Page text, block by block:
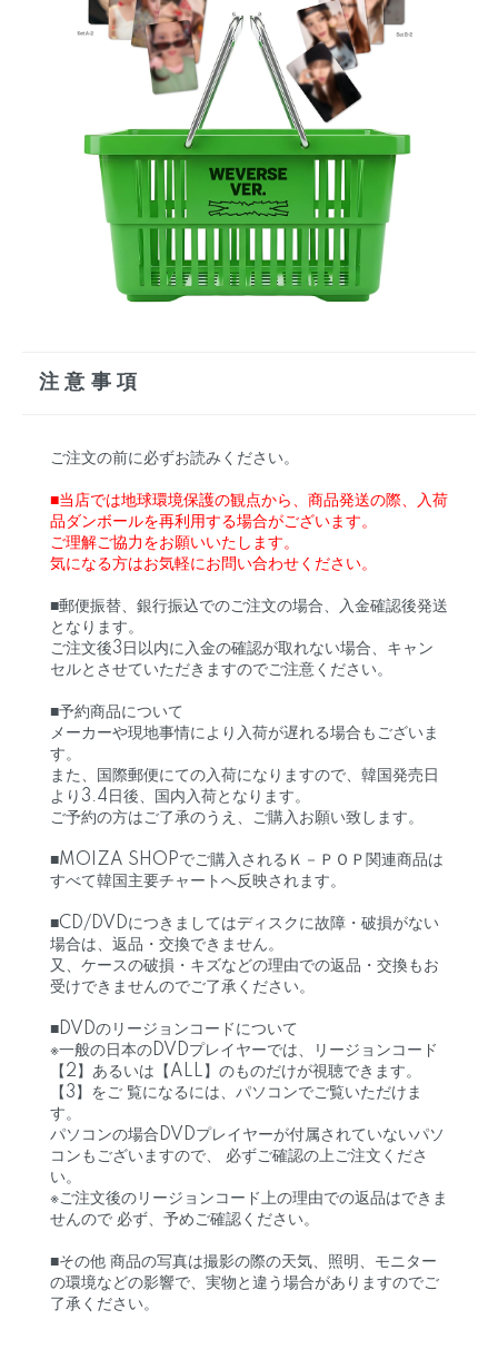
注意事項
ご注文の前に必ずお読みください。
■当店では地球環境保護の観点から、商品発送の際、入荷
品ダンボールを再利用する場合がございます。
ご理解ご協力をお願いいたします。
気になる方はお気軽にお問い合わせください。
■郵便振替、銀行振込でのご注文の場合、入金確認後発送
となります。
ご注文後3日以内に入金の確認が取れない場合、キャン
セルとさせていただきますのでご注意ください。
■予約商品について
メーカーや現地事情により入荷が遅れる場合もございま
す。
また、国際郵便にての入荷になりますので、韓国発売日
より3.4日後、国内入荷となります。
ご予約の方はご了承のうえ、ご購入お願い致します。
■MOIZA SHOPでご購入されるＫ－ＰＯＰ関連商品は
すべて韓国主要チャートへ反映されます。
■CD/DVDにつきましてはディスクに故障・破損がない
場合は、返品・交換できません。
又、ケースの破損・キズなどの理由での返品・交換もお
受けできませんのでご了承ください。
■DVDのリージョンコードについて
※一般の日本のDVDプレイヤーでは、リージョンコード
【2】あるいは【ALL】のものだけが視聴できます。
【3】をご 覧になるには、パソコンでご覧いただけま
す。
パソコンの場合DVDプレイヤーが付属されていないパソ
コンもございますので、 必ずご確認の上ご注文くださ
い。
※ご注文後のリージョンコード上の理由での返品はできま
せんので 必ず、予めご確認ください。
■その他 商品の写真は撮影の際の天気、照明、モニター
の環境などの影響で、実物と違う場合がありますのでご
了承ください。